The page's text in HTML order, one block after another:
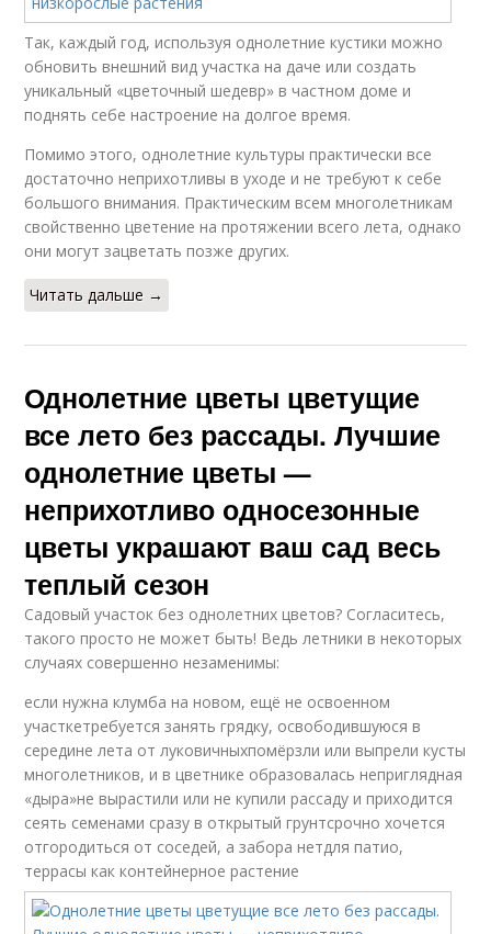
Так, каждый год, используя однолетние кустики можно
обновить внешний вид участка на даче или создать
уникальный «цветочный шедевр» в частном доме и
поднять себе настроение на долгое время.
Помимо этого, однолетние культуры практически все
достаточно неприхотливы в уходе и не требуют к себе
большого внимания. Практическим всем многолетникам
свойственно цветение на протяжении всего лета, однако
они могут зацветать позже других.
Читать дальше →
Однолетние цветы цветущие
все лето без рассады. Лучшие
однолетние цветы —
неприхотливо односезонные
цветы украшают ваш сад весь
теплый сезон
Садовый участок без однолетних цветов? Согласитесь,
такого просто не может быть! Ведь летники в некоторых
случаях совершенно незаменимы:
если нужна клумба на новом, ещё не освоенном
участкетребуется занять грядку, освободившуюся в
середине лета от луковичныхпомёрзли или выпрели кусты
многолетников, и в цветнике образовалась неприглядная
«дыра»не вырастили или не купили рассаду и приходится
сеять семенами сразу в открытый грунтсрочно хочется
отгородиться от соседей, а забора нетдля патио,
террасы как контейнерное растение